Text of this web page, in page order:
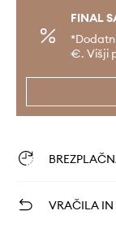
FINAL
€. Višji
VRAČILA